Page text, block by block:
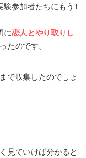
参加者たちにもう1
に恋人とやり取りし
たのです。
で収集したのでしょ
見ていけば分かると